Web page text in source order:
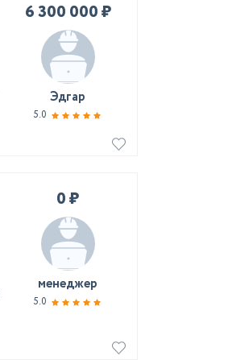
6 300 000 ₽
Эдгар
5.0
0 ₽
менеджер
5.0